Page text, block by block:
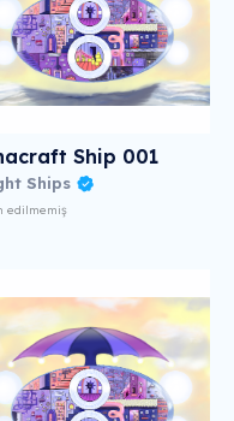
Ship 001
Ships
edilmemiş